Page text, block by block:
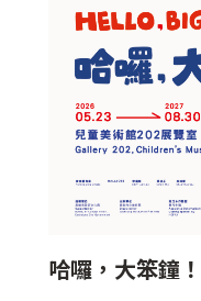
哈囉，大笨鐘！